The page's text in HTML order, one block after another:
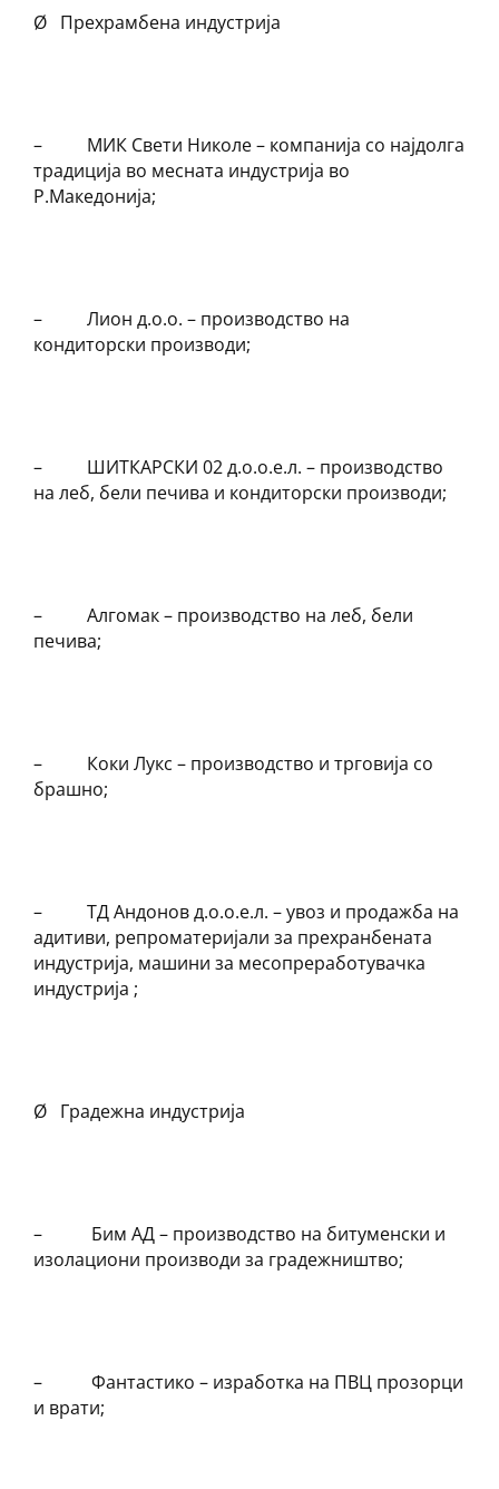
Ø Прехрамбена индустрија
– MИК Свети Николе – компанија со најдолга
традиција во месната индустрија во
Р.Македонија;
– Лион д.о.о. – производство на
кондиторски производи;
– ШИТКАРСКИ 02 д.о.о.е.л. – производство
на леб, бели печива и кондиторски производи;
– Алгомак – производство на леб, бели
печива;
– Коки Лукс – производство и трговија со
брашно;
– ТД Андонов д.о.о.е.л. – увоз и продажба на
адитиви, репроматеријали за прехранбената
индустрија, машини за месопреработувачка
индустрија ;
Ø Градежна индустрија
– Бим АД – производство на битуменски и
изолациони производи за градежништво;
– Фантастико – изработка на ПВЦ прозорци
и врати;